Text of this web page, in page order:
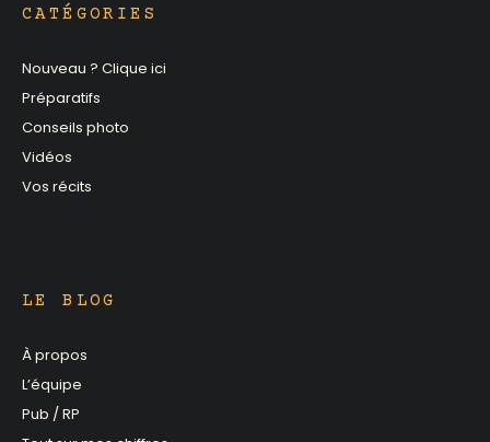
CATÉGORIES
Nouveau ? Clique ici
Préparatifs
Conseils photo
Vidéos
Vos récits
LE BLOG
À propos
L’équipe
Pub / RP